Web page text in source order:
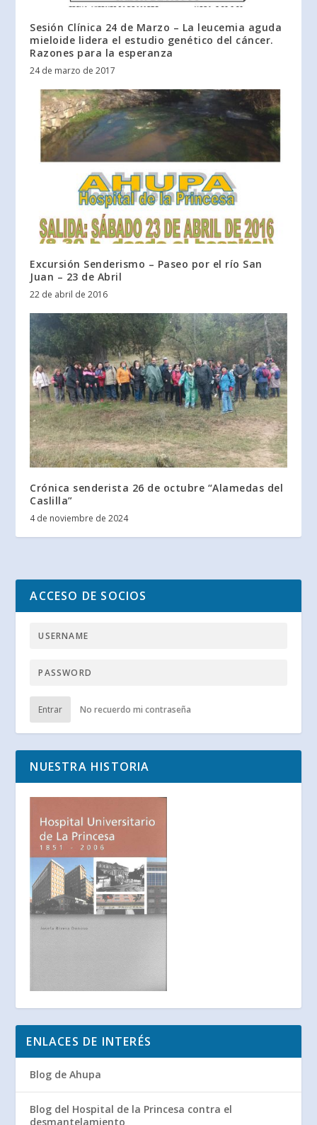
Sesión Clínica 24 de Marzo – La leucemia aguda
mieloide lidera el estudio genético del cáncer.
Razones para la esperanza
24 de marzo de 2017
Excursión Senderismo – Paseo por el río San
Juan – 23 de Abril
22 de abril de 2016
Crónica senderista 26 de octubre “Alamedas del
Caslilla”
4 de noviembre de 2024
ACCESO DE SOCIOS
Entrar No recuerdo mi contraseña
NUESTRA HISTORIA
ENLACES DE INTERÉS
Blog de Ahupa
Blog del Hospital de la Princesa contra el
desmantelamiento